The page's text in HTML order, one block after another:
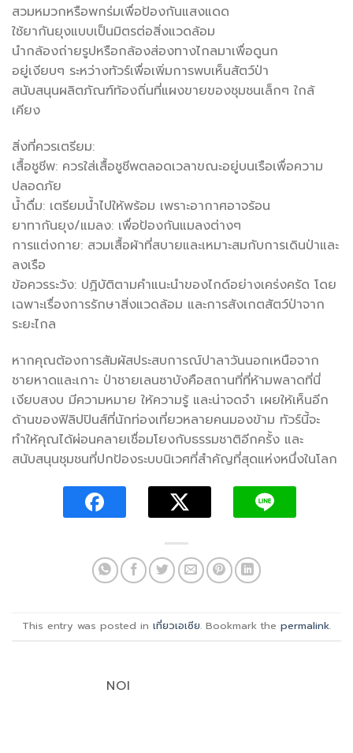
สวมหมวกหรือพกร่มเพื่อป้องกันแสงแดด
ใช้ยากันยุงแบบเป็นมิตรต่อสิ่งแวดล้อม
นำกล้องถ่ายรูปหรือกล้องส่องทางไกลมาเพื่อดูนก
อยู่เงียบๆ ระหว่างทัวร์เพื่อเพิ่มการพบเห็นสัตว์ป่า
สนับสนุนผลิตภัณฑ์ท้องถิ่นที่แผงขายของชุมชนเล็กๆ ใกล้
เคียง
สิ่งที่ควรเตรียม:
เสื้อชูชีพ: ควรใส่เสื้อชูชีพตลอดเวลาขณะอยู่บนเรือเพื่อความ
ปลอดภัย
น้ำดื่ม: เตรียมน้ำไปให้พร้อม เพราะอากาศอาจร้อน
ยาทากันยุง/แมลง: เพื่อป้องกันแมลงต่างๆ
การแต่งกาย: สวมเสื้อผ้าที่สบายและเหมาะสมกับการเดินป่าและ
ลงเรือ
ข้อควรระวัง: ปฏิบัติตามคำแนะนำของไกด์อย่างเคร่งครัด โดย
เฉพาะเรื่องการรักษาสิ่งแวดล้อม และการสังเกตสัตว์ป่าจาก
ระยะไกล
หากคุณต้องการสัมผัสประสบการณ์ปาลาวันนอกเหนือจาก
ชายหาดและเกาะ ป่าชายเลนซาบังคือสถานที่ที่ห้ามพลาดที่นี่
เงียบสงบ มีความหมาย ให้ความรู้ และน่าจดจำ เผยให้เห็นอีก
ด้านของฟิลิปปินส์ที่นักท่องเที่ยวหลายคนมองข้าม ทัวร์นี้จะ
ทำให้คุณได้ผ่อนคลายเชื่อมโยงกับธรรมชาติอีกครั้ง และ
สนับสนุนชุมชนที่ปกป้องระบบนิเวศที่สำคัญที่สุดแห่งหนึ่งในโลก
This entry was posted in เที่ยวเอเซีย. Bookmark the permalink.
NOI